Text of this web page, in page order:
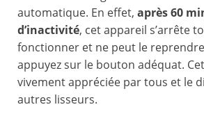
automatique. En effet, après 60
d’inactivité, cet appareil s’arrête
fonctionner et ne peut le
appuyez sur le bouton adéquat.
vivement appréciée par tous et le
autres lisseurs.